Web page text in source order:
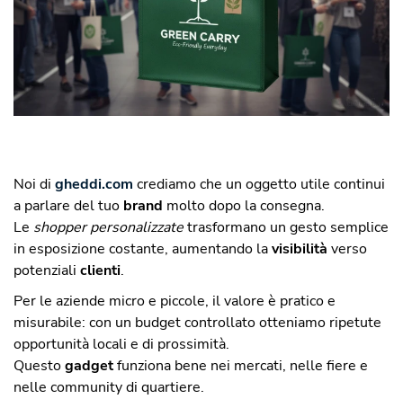
Noi di gheddi.com crediamo che un oggetto utile continui
a parlare del tuo brand molto dopo la consegna.
Le shopper personalizzatetrasformano un gesto semplice
in esposizione costante, aumentando lavisibilità verso
potenziali clienti.
Per le aziende micro e piccole, il valore è pratico e
misurabile: con un budget controllato otteniamo ripetute
opportunità locali e di prossimità.
Questogadgetfunziona bene nei mercati, nelle fiere e
nelle community di quartiere.